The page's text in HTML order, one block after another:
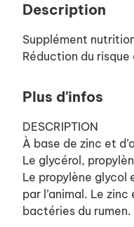
Description
Supplément
Réduction du
Plus d'infos
DESCRIPTION
À base de zinc et
Le glycérol,
Le propylène glycol
par l’animal. Le
bactéries du rumen.